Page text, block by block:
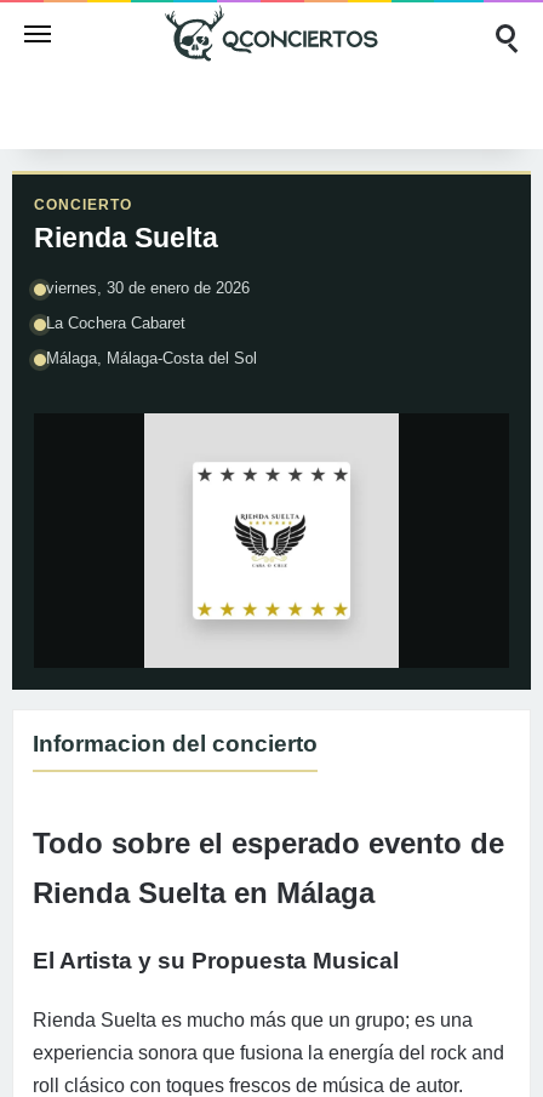
CONCIERTO
Rienda Suelta
viernes, 30 de enero de 2026
La Cochera Cabaret
Málaga, Málaga-Costa del Sol
Informacion del concierto
Todo sobre el esperado evento de
Rienda Suelta en Málaga
El Artista y su Propuesta Musical
Rienda Suelta es mucho más que un grupo; es una
experiencia sonora que fusiona la energía del rock and
roll clásico con toques frescos de música de autor.